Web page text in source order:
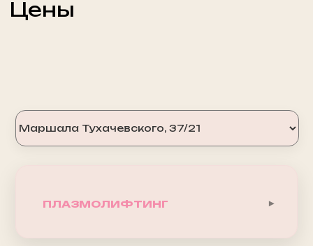
ПЛАЗМОЛИФТИНГ
м. Октябрьское поле
ежедневно 10.00 - 22.00